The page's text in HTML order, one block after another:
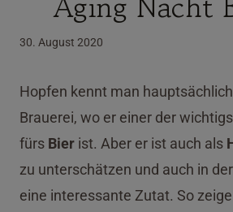
30. August 2020
Hopfen kennt man
Brauerei, wo er einer der
fürs Bier ist. Aber er ist auch als
zu unterschätzen und auch in der
eine interessante Zutat. So